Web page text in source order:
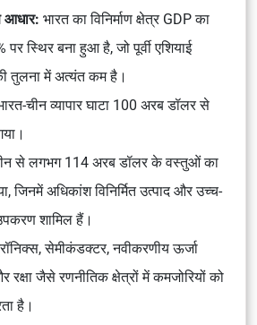
आधार: भारत का विनिर्माण क्षेत्र GDP का
स्थिर बना हुआ है, जो पूर्वी एशियाई
तुलना में अत्यंत कम है।
चीन व्यापार घाटा 100 अरब डॉलर से
से लगभग 114 अरब डॉलर के वस्तुओं का
जिनमें अधिकांश विनिर्मित उत्पाद और उच्च-
शामिल हैं।
सेमीकंडक्टर, नवीकरणीय ऊर्जा
जैसे रणनीतिक क्षेत्रों में कमजोरियों को
है।